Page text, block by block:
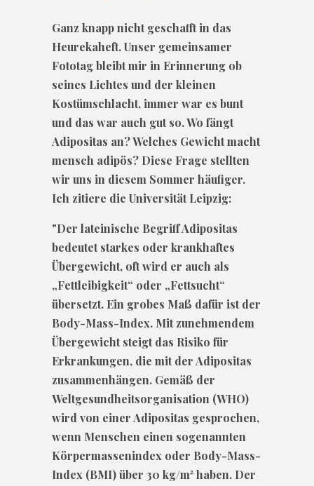
Ganz knapp nicht geschafft in das
Heurekaheft. Unser gemeinsamer
Fototag bleibt mir in Erinnerung ob
seines Lichtes und der kleinen
Kostümschlacht, immer war es bunt
und das war auch gut so. Wo fängt
Adipositas an? Welches Gewicht macht
mensch adipös? Diese Frage stellten
wir uns in diesem Sommer häufiger.
Ich zitiere die Universität Leipzig:
"Der lateinische Begriff Adipositas
bedeutet starkes oder krankhaftes
Übergewicht, oft wird er auch als
„Fettleibigkeit“ oder „Fettsucht“
übersetzt. Ein grobes Maß dafür ist der
Body-Mass-Index. Mit zunehmendem
Übergewicht steigt das Risiko für
Erkrankungen, die mit der Adipositas
zusammenhängen. Gemäß der
Weltgesundheitsorganisation (WHO)
wird von einer Adipositas gesprochen,
wenn Menschen einen sogenannten
Körpermassenindex oder Body-Mass-
Index (BMI) über 30 kg/m² haben. Der